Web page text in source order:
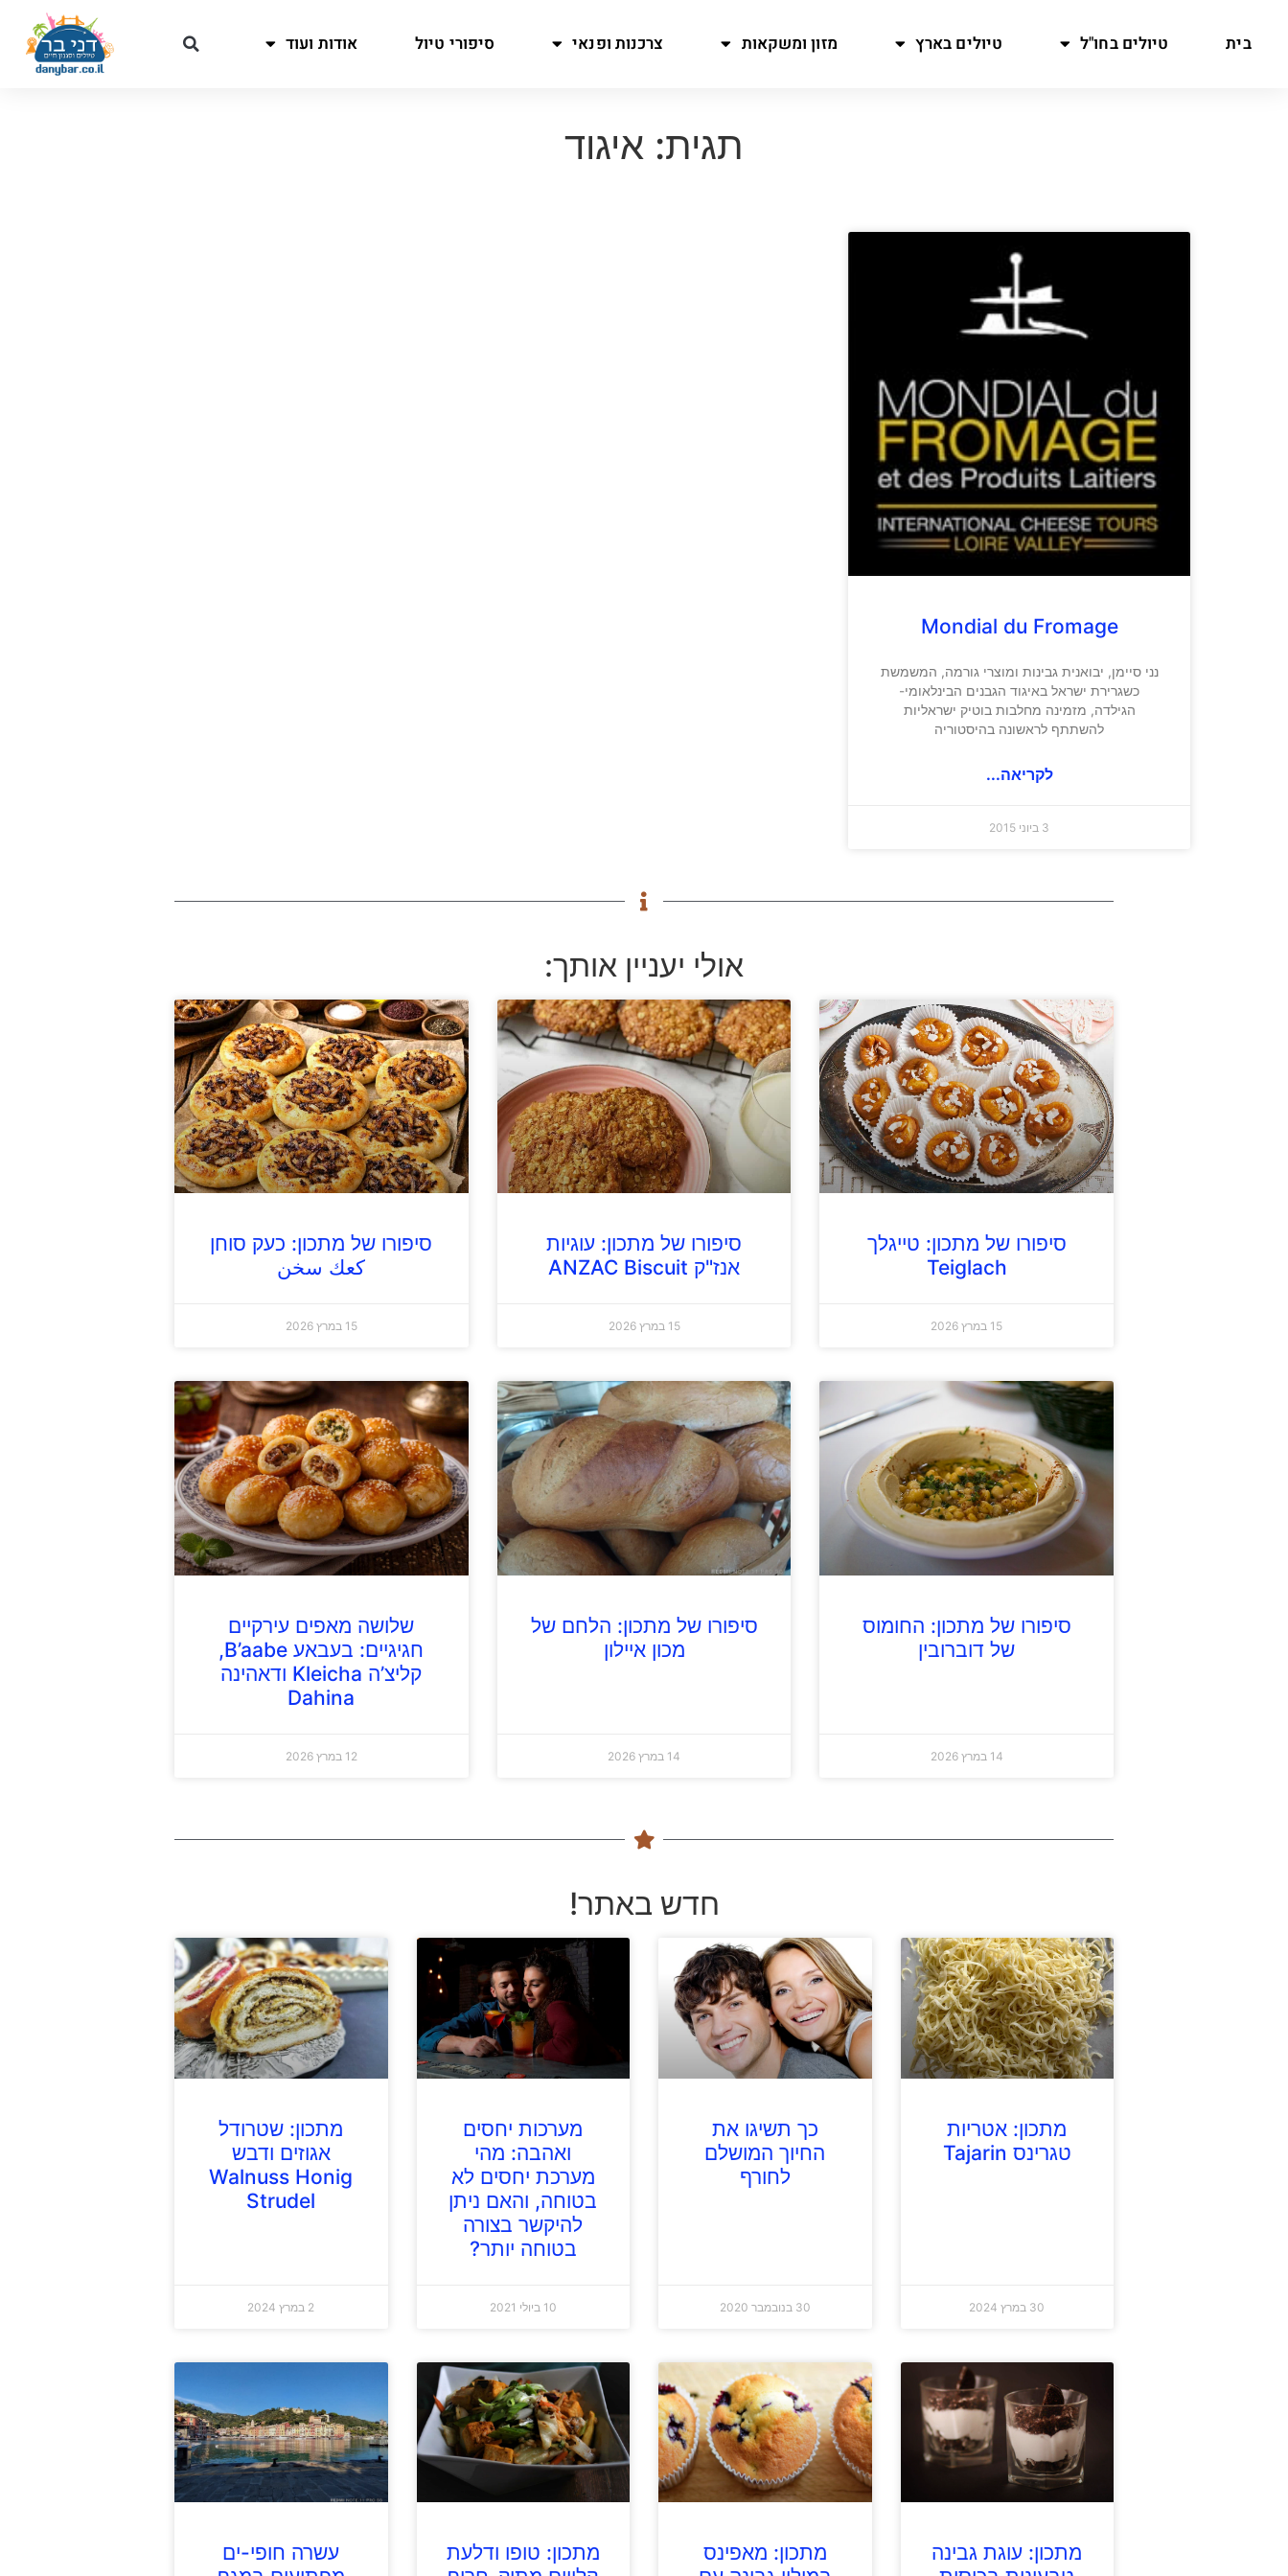
בית טיולים בחו"ל טיולים בארץ מזון ומשקאות צרכנות ופנאי סיפורי טיול אודות ועוד
תגית: איגוד
Mondial du Fromage
נני סיימן, יבואנית גבינות ומוצרי גורמה, המשמשת
כשגרירת ישראל באיגוד הגבנים הבינלאומי-
הגילדה, מזמינה מחלבות בוטיק ישראליות
להשתתף לראשונה בהיסטוריה
לקריאה...
3 ביוני 2015
אולי יעניין אותך:
סיפורו של מתכון: טייגלך
Teiglach
15 במרץ 2026
סיפורו של מתכון: עוגיות
אנז"ק ANZAC Biscuit
15 במרץ 2026
סיפורו של מתכון: כעק סוחן
كعك سخن
15 במרץ 2026
סיפורו של מתכון: החומוס
של דוברובין
14 במרץ 2026
סיפורו של מתכון: הלחם של
מכון איילון
14 במרץ 2026
שלושה מאפים עירקיים
חגיגיים: בעבאע B’aabe,
קליצ’ה Kleicha ודאהינה
Dahina
12 במרץ 2026
חדש באתר!
מתכון: אטריות
טגרינס Tajarin
30 במרץ 2024
כך תשיגו את
החיוך המושלם
לחורף
30 בנובמבר 2020
מערכות יחסים
ואהבה: מהי
מערכת יחסים לא
בטוחה, והאם ניתן
להיקשר בצורה
בטוחה יותר?
10 ביולי 2021
מתכון: שטרודל
אגוזים ודבש
Walnuss Honig
Strudel
2 במרץ 2024
מתכון: עוגת גבינה
מתכון: מאפינס
מתכון: טופו ודלעת
עשרה חופי-ים